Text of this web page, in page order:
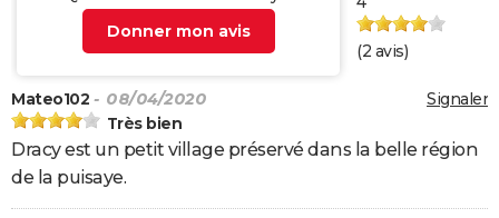
Donner mon avis
(2 avis)
Signaler
Mateo102 - 08/04/2020
Très bien
Dracy est un petit village préservé dans la belle région
de la puisaye.